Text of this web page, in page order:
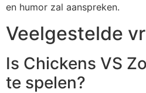
en humor zal aanspreken.
Veelgestelde
Is Chickens VS
te spelen?